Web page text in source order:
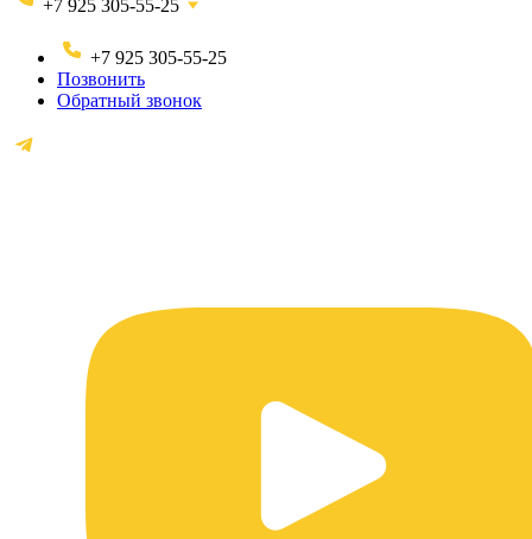
+7 925 305-55-25
+7 925 305-55-25
Позвонить
Обратный звонок